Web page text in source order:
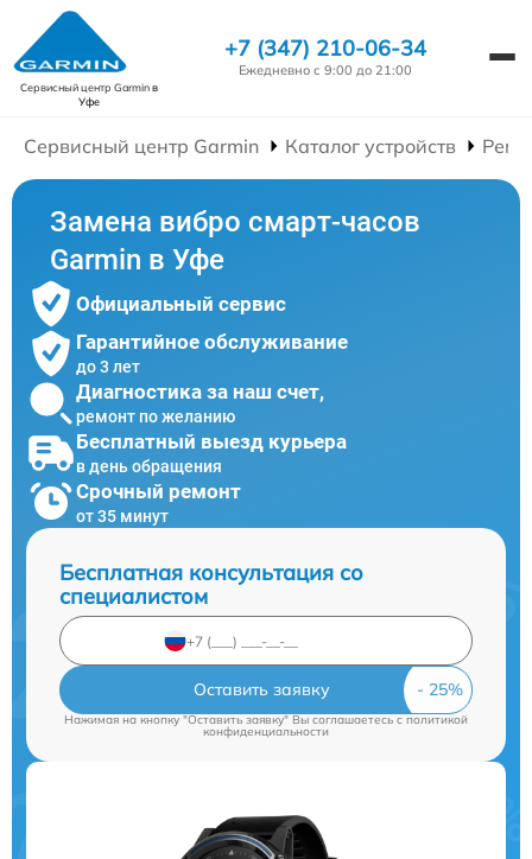
Сервисный центр Garminв
Уфе
+7 (347) 210-06-34
Ежедневно с 9:00 до 21:00
Сервисный центр Garmin Каталог устройств
Замена вибро смарт-часов
Garmin в Уфе
Официальный сервис
Гарантийное обслуживание
до 3 лет
Диагностика за наш счет,
ремонт по желанию
Бесплатный выезд курьера
в день обращения
Срочный ремонт
от 35 минут
Бесплатная консультация со
специалистом
Оставить заявку
Нажимая на кнопку "Оставить заявку" Вы соглашаетесь cполитикой
конфиденциальности